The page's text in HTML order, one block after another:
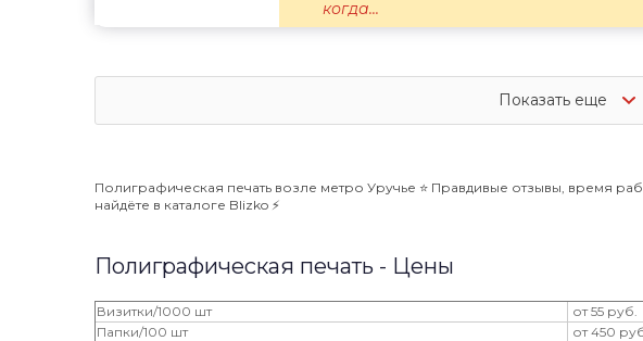
когда...
Показать еще
Полиграфическая печать возле метро Уручье ⭐️ Правдивые отзывы, время
найдёте в каталоге Blizko ⚡️
Полиграфическая печать - Цены
Визитки/1000 шт
от 55 руб.
Папки/100 шт
от 450